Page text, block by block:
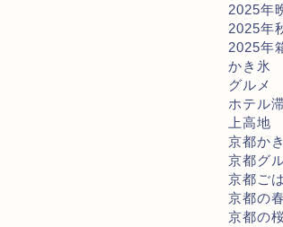
2025年
2025年
2025年
かき氷
グルメ
ホテル
上高地
京都か
京都グ
京都ご
京都の
京都の